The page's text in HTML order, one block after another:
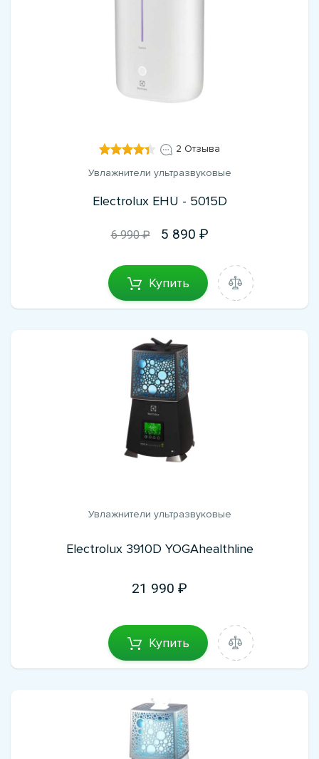
2 Отзыва
Увлажнители ультразвуковые
Electrolux EHU - 5015D
6 990 ₽ 5 890
Купить
Увлажнители ультразвуковые
Electrolux 3910D YOGAhealthline
21 990
Купить